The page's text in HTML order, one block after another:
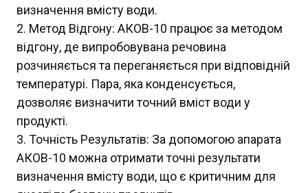
визначення вмісту води.
Метод Відгону: АКОВ-10 працює за методом
відгону, де випробовувана речовина
розчиняється та переганяється при відповідній
температурі. Пара, яка конденсується,
дозволяє визначити точний вміст води у
продукті.
Точність Результатів: За допомогою апарата
АКОВ-10 можна отримати точні результати
визначення вмісту води, що є критичним для